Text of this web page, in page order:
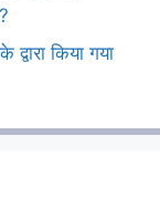
किया गया